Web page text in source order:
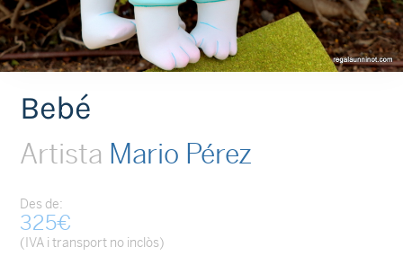
Bebé
Artista Mario Pérez
Des de:
325€
(IVA i transport no inclòs)